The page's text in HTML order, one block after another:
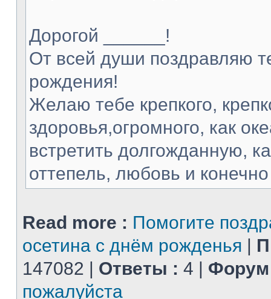
Дорогой ______!
От всей души поздравляю
рождения!
Желаю тебе крепкого,
здоровья,огромного, как
встретить долгожданную,
оттепель, любовь и
Read more : Помогите
осетина с днём рожденья |
147082 | Ответы : 4 |
пожалуйста